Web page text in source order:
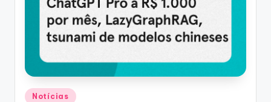
Posted
Notícias